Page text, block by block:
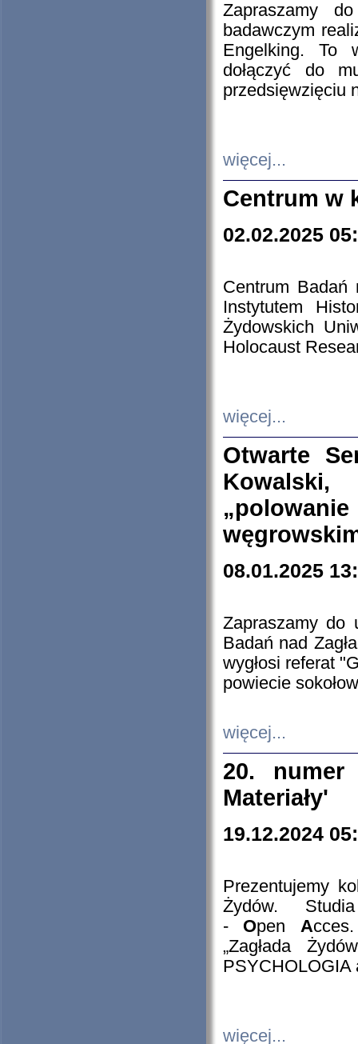
Zapraszamy
badawczym
Engelking. To
dołączyć do
przedsięwzięciu
więcej...
Centrum w
02.02.2025
Centrum Badań
Instytutem
Żydowskich
Holocaust
więcej...
Otwarte
08.01.2025
Zapraszamy do
Badań nad
wygłosi referat
powiecie
więcej...
20. numer
Materiały'
19.12.2024
Prezentujemy
Żydów.
- Open A
„Zagłada
PSYCHOLOGIA
więcej...